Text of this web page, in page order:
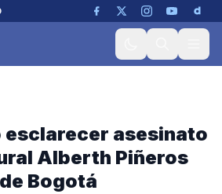
esclarecer asesinato
Alberth Piñeros
Bogotá